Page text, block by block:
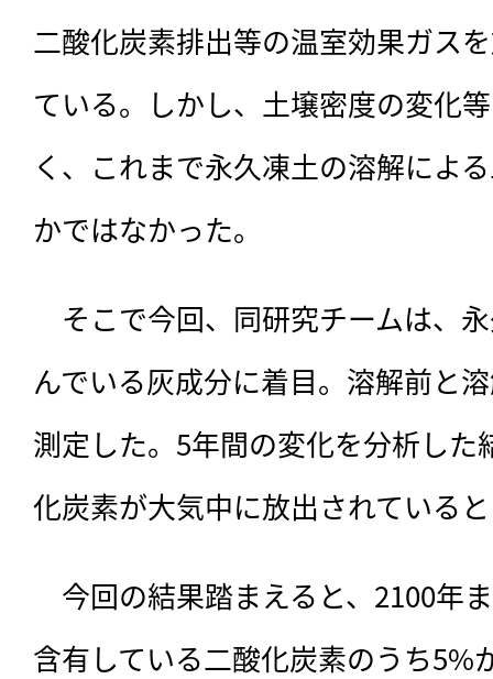
二酸化炭素排出等の温室効果ガス
ている。しかし、土壌密度の変化
く、これまで永久凍土の溶解によ
かではなかった。
そこで今回、同研究チームは、
んでいる灰成分に着目。溶解前と
測定した。5年間の変化を分析し
化炭素が大気中に放出されている
今回の結果踏まえると、2100年
含有している二酸化炭素のうち5%